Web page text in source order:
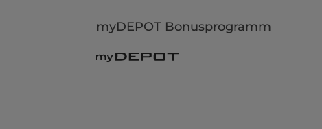
myDEPOT Bonusprogramm